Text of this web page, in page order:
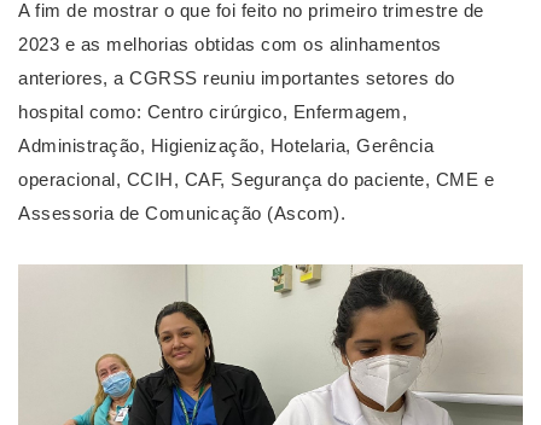
A fim de mostrar o que foi feito no primeiro trimestre de
2023 e as melhorias obtidas com os alinhamentos
anteriores, a CGRSS reuniu importantes setores do
hospital como: Centro cirúrgico, Enfermagem,
Administração, Higienização, Hotelaria, Gerência
operacional, CCIH, CAF, Segurança do paciente, CME e
Assessoria de Comunicação (Ascom).